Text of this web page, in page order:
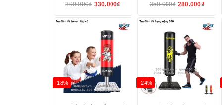
390.000₫ 330.000₫ 350.000₫ 280.000₫
-18% -24%